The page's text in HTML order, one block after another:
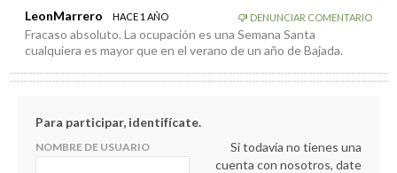
Lo único que les preocupa es cobrar indecentes e inmerecidos
sueldos a fin de mes y que no se note demasiado su
incompetencia y sus mentiras.
Así es la infame clase política palmera.
LeonMarrero HACE 1 AÑO DENUNCIAR COMENTARIO
Fracaso absoluto. La ocupación es una Semana Santa
cualquiera es mayor que en el verano de un año de Bajada.
Para participar, identifícate.
NOMBRE DE USUARIO
Si todavía no tienes una
cuenta con nosotros, date